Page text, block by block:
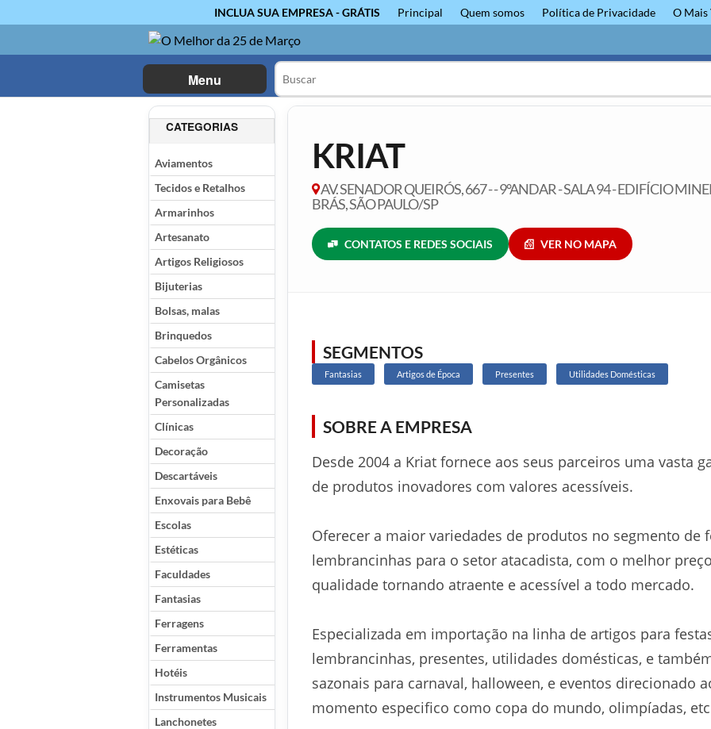
INCLUA SUA EMPRESA - GRÁTIS Principal Quem somos Política de Privacidade O Mais
Menu
CATEGORIAS
Aviamentos
Tecidos e Retalhos
Armarinhos
Artesanato
Artigos Religiosos
Bijuterias
Bolsas, malas
Brinquedos
Cabelos Orgânicos
Camisetas
Personalizadas
Clínicas
Decoração
Descartáveis
Enxovais para Bebê
Escolas
Estéticas
Faculdades
Fantasias
Ferragens
Ferramentas
Hotéis
Instrumentos Musicais
Lanchonetes
KRIAT
AV. SENADOR QUEIRÓS, 667 - - 9°ANDAR - SALA 94 - EDIFÍCIO
BRÁS, SÃO PAULO/SP
CONTATOS E REDES SOCIAIS VER NO MAPA
SEGMENTOS
Fantasias Artigos de Época Presentes Utilidades Domésticas
SOBRE A EMPRESA
Desde 2004 a Kriat fornece aos seus parceiros uma vasta
de produtos inovadores com valores acessíveis.
Oferecer a maior variedades de produtos no segmento de
lembrancinhas para o setor atacadista, com o melhor
qualidade tornando atraente e acessível a todo mercado.
Especializada em importação na linha de artigos para
lembrancinhas, presentes, utilidades domésticas, e
sazonais para carnaval, halloween, e eventos direcionado
momento especifico como copa do mundo, olimpíadas,